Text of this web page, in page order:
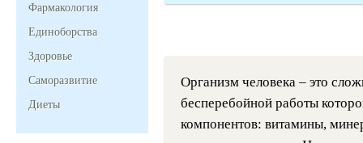
Фармакология
Единоборства
Здоровье
Саморазвитие
Диеты
Организм человека – это
бесперебойной работы
компонентов: витамины,